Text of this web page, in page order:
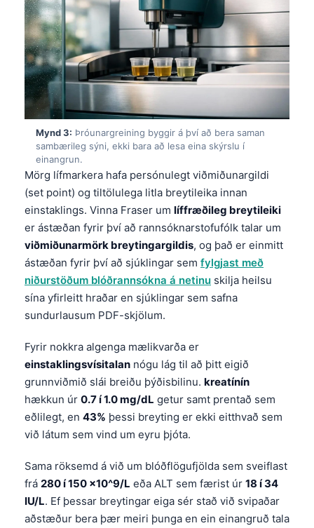
Mynd 3: Þróunargreining byggir á því að bera saman
sambærileg sýni, ekki bara að lesa eina skýrslu í
einangrun.
Mörg lífmarkera hafa persónulegt viðmiðunargildi
(set point) og tiltölulega litla breytileika innan
einstaklings. Vinna Fraser um líffræðileg breytileiki
er ástæðan fyrir því að rannsóknarstofufólk talar um
viðmiðunarmörk breytingargildis, og það er einmitt
ástæðan fyrir því að sjúklingar sem fylgjast með
niðurstöðum blóðrannsókna á netinu skilja heilsu
sína yfirleitt hraðar en sjúklingar sem safna
sundurlausum PDF-skjölum.
Fyrir nokkra algenga mælikvarða er
einstaklingsvísitalan nógu lág til að þitt eigið
grunnviðmið slái breiðu þýðisbilinu. kreatínín
hækkun úr 0.7 í 1.0 mg/dL getur samt prentað sem
eðlilegt, en 43% þessi breyting er ekki eitthvað sem
við látum sem vind um eyru þjóta.
Sama röksemd á við um blóðflögufjölda sem sveiflast
frá 280 í 150 ×10^9/L eða ALT sem færist úr 18 í 34
IU/L. Ef þessar breytingar eiga sér stað við svipaðar
aðstæður bera þær meiri þunga en ein einangruð tala